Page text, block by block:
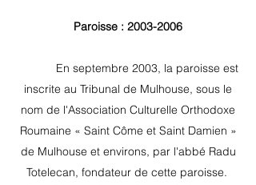
Paroisse : 2003-2006
En septembre 2003, la paroisse est
inscrite au Tribunal de Mulhouse, sous le
nom de l'Association Culturelle Orthodoxe
Roumaine « Saint Côme et Saint Damien »
de Mulhouse et environs, par l'abbé Radu
Totelecan, fondateur de cette paroisse.